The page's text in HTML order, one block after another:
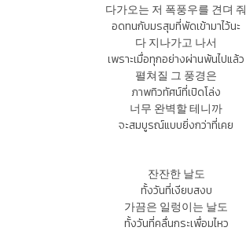
다가오는 저 폭풍우를 견뎌 줘
อดทนกับมรสุมที่พัดเข้ามาไว้นะ
다 지나가고 나서
เพราะเมื่อทุกอย่างผ่านพ้นไปแล้ว
펼쳐질 그 풍경은
ภาพทิวทัศน์ที่เปิดโล่ง
너무 완벽할 테니까
จะสมบูรณ์แบบยิ่งกว่าที่เคย
잔잔한 날도
ทั้งวันที่เงียบสงบ
가끔은 일렁이는 날도
ทั้งวันที่คลื่นกระเพื่อมไหว